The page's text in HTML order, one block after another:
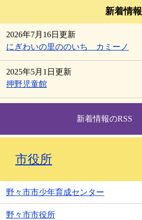
新着情報
2026年7月16日更新
にぎわいの里ののいち カミーノ
2025年5月1日更新
押野児童館
新着情報のRSS
市役所
野々市市少年育成センター
野々市市役所